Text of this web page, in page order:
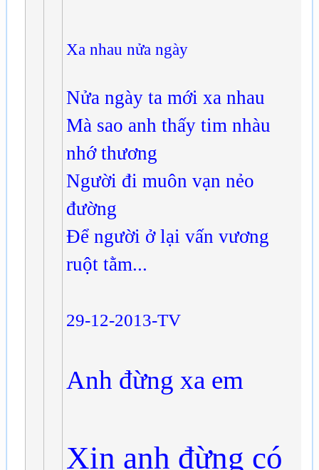
Xa nhau nửa ngày
Nửa ngày ta mới xa nhau
Mà sao anh thấy tim nhàu
nhớ thương
Người đi muôn vạn nẻo
đường
Để người ở lại vấn vương
ruột tằm...
29-12-2013-TV
Anh đừng xa em
Xin anh đừng có